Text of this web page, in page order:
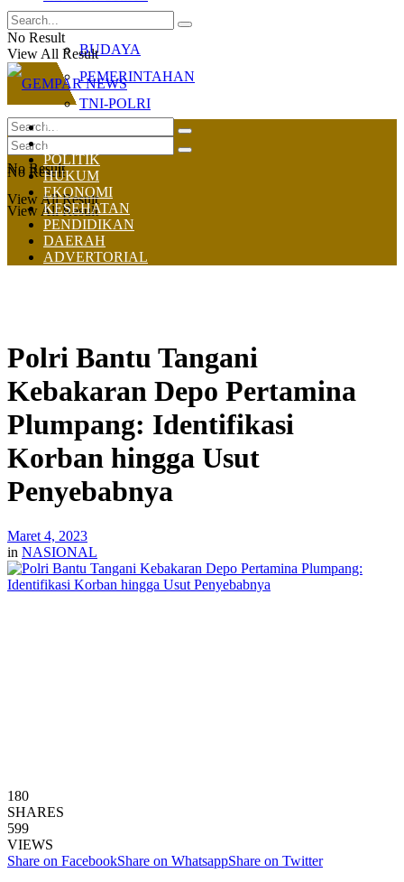
BUDAYA
PEMERINTAHAN
TNI-POLRI
No Result
View All Result
No Result
View All Result
No Result
View All Result
HOME
NASIONAL
POLITIK
HUKUM
EKONOMI
KESEHATAN
PENDIDIKAN
DAERAH
ADVERTORIAL
Polri Bantu Tangani
Kebakaran Depo Pertamina
Plumpang: Identifikasi
Korban hingga Usut
Penyebabnya
Maret 4, 2023
in NASIONAL
180
SHARES
599
VIEWS
Share on FacebookShare on WhatsappShare on Twitter